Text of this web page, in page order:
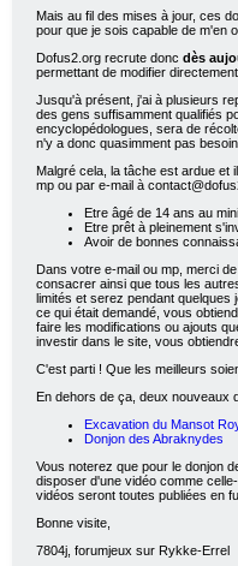
Mais au fil des mises à jour, ces
pour que je sois capable de m'en
Dofus2.org recrute donc dès
permettant de modifier
Jusqu'à présent, j'ai à plusieurs
des gens suffisamment qualifiés
encyclopédologues, sera de
n'y a donc quasimment pas
Malgré cela, la tâche est ardue
mp ou par e-mail à
Etre âgé de 14 ans au
Etre prêt à pleinement
Avoir de bonnes
Dans votre e-mail ou mp, merci
consacrer ainsi que tous les
limités et serez pendant
ce qui était demandé, vous
faire les modifications ou ajouts
investir dans le site, vous
C'est parti ! Que les meilleurs
En dehors de ça, deux nouveaux
Excavation du Mansot
Donjon des Abraknydes
Vous noterez que pour le donjon
disposer d'une vidéo comme
vidéos seront toutes publiées en
Bonne visite,
7804j, forumjeux sur Rykke-Errel